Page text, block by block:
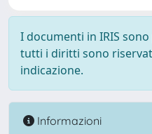
I documenti in IRIS
tutti i diritti sono
indicazione.
Informazioni